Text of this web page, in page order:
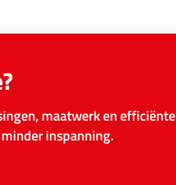
maatwerk en efficiënte
inspanning.